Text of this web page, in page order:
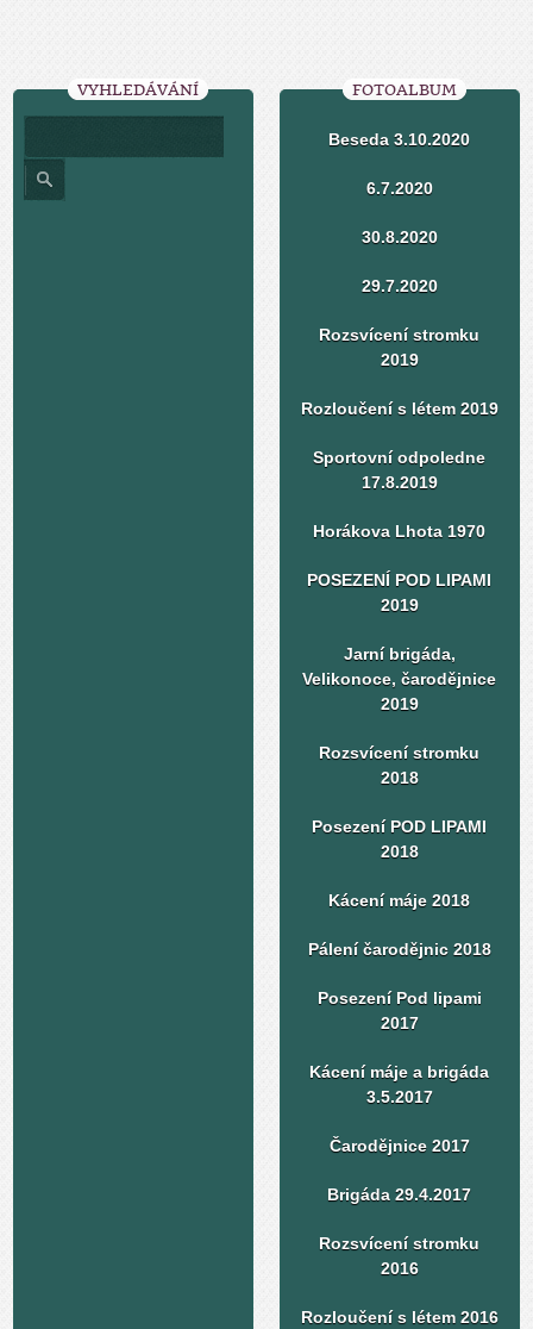
VYHLEDÁVÁNÍ FOTOALBUM
Beseda 3.10.2020
6.7.2020
30.8.2020
29.7.2020
Rozsvícení stromku
2019
Rozloučení s létem 2019
Sportovní odpoledne
17.8.2019
Horákova Lhota 1970
POSEZENÍ POD LIPAMI
2019
Jarní brigáda,
Velikonoce, čarodějnice
2019
Rozsvícení stromku
2018
Posezení POD LIPAMI
2018
Kácení máje 2018
Pálení čarodějnic 2018
Posezení Pod lipami
2017
Kácení máje a brigáda
3.5.2017
Čarodějnice 2017
Brigáda 29.4.2017
Rozsvícení stromku
2016
Rozloučení s létem 2016